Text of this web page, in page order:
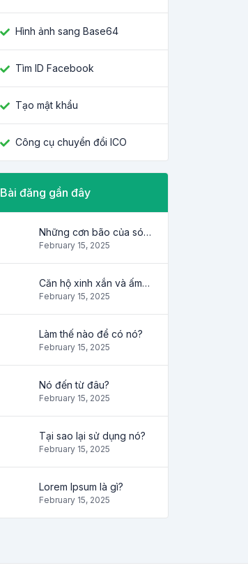
Hình ảnh sang Base64
Tìm ID Facebook
Tạo mật khẩu
Công cụ chuyển đổi ICO
Bài đăng gần đây
Những cơn bão của sóng
February 15, 2025
Căn hộ xinh xắn và ấm cúng
February 15, 2025
Làm thế nào để có nó?
February 15, 2025
Nó đến từ đâu?
February 15, 2025
Tại sao lại sử dụng nó?
February 15, 2025
Lorem Ipsum là gì?
February 15, 2025